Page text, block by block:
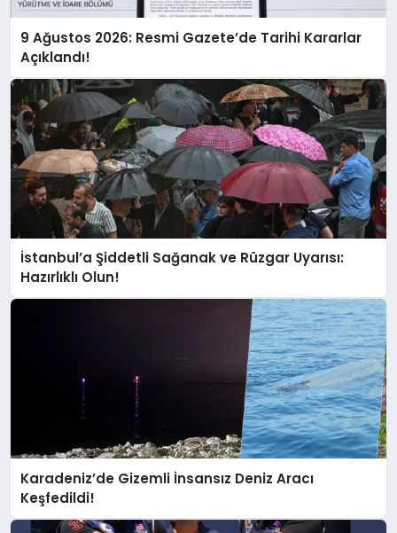
9 Ağustos 2026: Resmi Gazete’de Tarihi Kararlar
Açıklandı!
İstanbul’a Şiddetli Sağanak ve Rüzgar Uyarısı:
Hazırlıklı Olun!
Karadeniz’de Gizemli İnsansız Deniz Aracı
Keşfedildi!